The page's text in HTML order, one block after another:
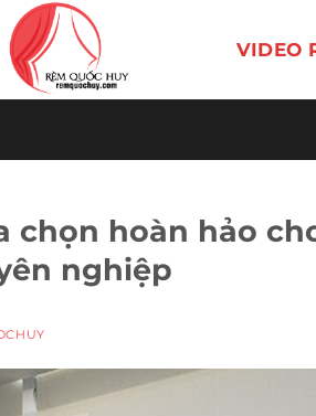
VIDEO
chọn hoàn hảo
nghiệp